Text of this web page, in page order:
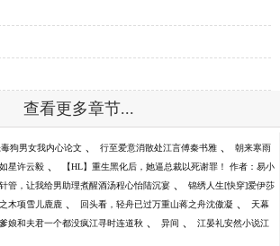
查看更多章节...
狗男女我内心论文 、 行至爱意消散处江言傅秦书雅 、 朝来寒雨
星许云毅 、 【HL】重生黑化后，她逼总裁以死谢罪！ 作者：易小
管，让我给男助理煮醒酒汤程心怡陆沉宴 、 锦绣人生[快穿]爱伊莎
木项雪儿鹿鹿 、 回头看，轻舟已过万重山蒋之舟沈傲凝 、 天幕
娘和夫君一个都没疯江寻时连道秋 、 异间 、 江晏礼安然小说江